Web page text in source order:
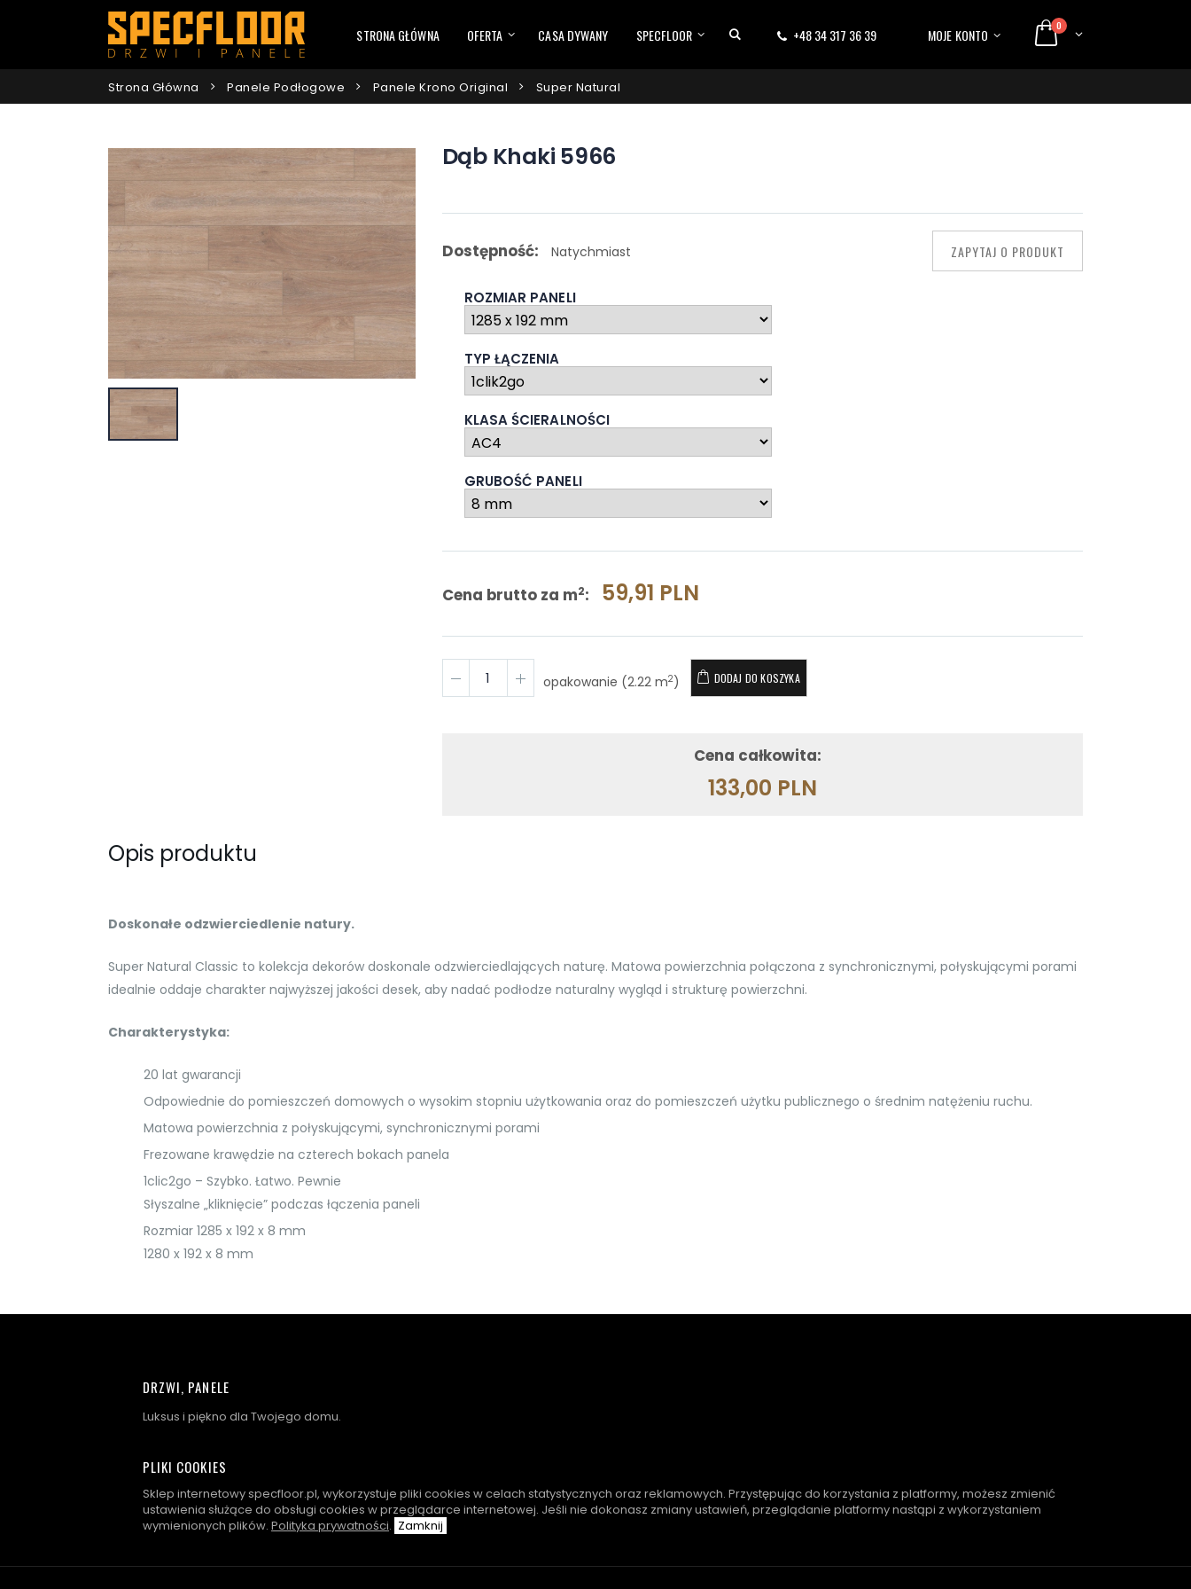
STRONA GŁÓWNA OFERTA CASA DYWANY SPECFLOOR +48 34 317 36 39 MOJE KONTO 0
Strona Główna Panele Podłogowe Panele Krono Original Super Natural
Dąb Khaki 5966
ZAPYTAJ O PRODUKT
Dostępność: Natychmiast
ROZMIAR PANELI
TYP ŁĄCZENIA
KLASA ŚCIERALNOŚCI
GRUBOŚĆ PANELI
Cena brutto za m2: 59,91 PLN
opakowanie (2.22 m2) DODAJ DO KOSZYKA
Cena całkowita:
133,00 PLN
Opis produktu
Doskonałe odzwierciedlenie natury.
Super Natural Classic to kolekcja dekorów doskonale odzwierciedlających naturę. Matowa powierzchnia połączona z synchronicznymi, połyskującymi porami
idealnie oddaje charakter najwyższej jakości desek, aby nadać podłodze naturalny wygląd i strukturę powierzchni.
Charakterystyka:
20 lat gwarancji
Odpowiednie do pomieszczeń domowych o wysokim stopniu użytkowania oraz do pomieszczeń użytku publicznego o średnim natężeniu ruchu.
Matowa powierzchnia z połyskującymi, synchronicznymi porami
Frezowane krawędzie na czterech bokach panela
1clic2go – Szybko. Łatwo. Pewnie
Słyszalne „kliknięcie” podczas łączenia paneli
Rozmiar 1285 x 192 x 8 mm
1280 x 192 x 8 mm
DRZWI, PANELE
Luksus i piękno dla Twojego domu.
PLIKI COOKIES
Sklep internetowy specfloor.pl, wykorzystuje pliki cookies w celach statystycznych oraz reklamowych. Przystępując do korzystania z platformy, możesz zmienić
ustawienia służące do obsługi cookies w przeglądarce internetowej. Jeśli nie dokonasz zmiany ustawień, przeglądanie platformy nastąpi z wykorzystaniem
wymienionych plików. Polityka prywatności. Zamknij